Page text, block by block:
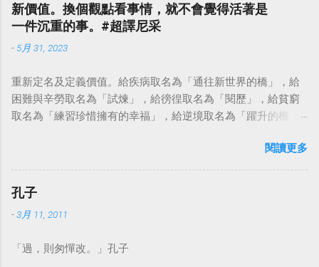
新價值。換個觀點看事情，就不會覺得活著是
一件沉重的事。#超譯尼采
- 5月 31, 2023
重新定名及定義價值。給疾病取名為「通往新世界的橋」，給
困難與辛勞取名為「試煉」，給徬徨取名為「閱歷」，給貧窮
取名為「練習珍惜擁有的幸福」，給逆境取名為「躍升的機
點看事情，就不會覺得活著是一件沉重的事。#超譯尼采 — 中
華名言 - Chinese Quotes (@chinese_quotes) May 23, 2023
閱讀更多
孔子
-3月 11, 2011
「過，則匆憚改。」孔子